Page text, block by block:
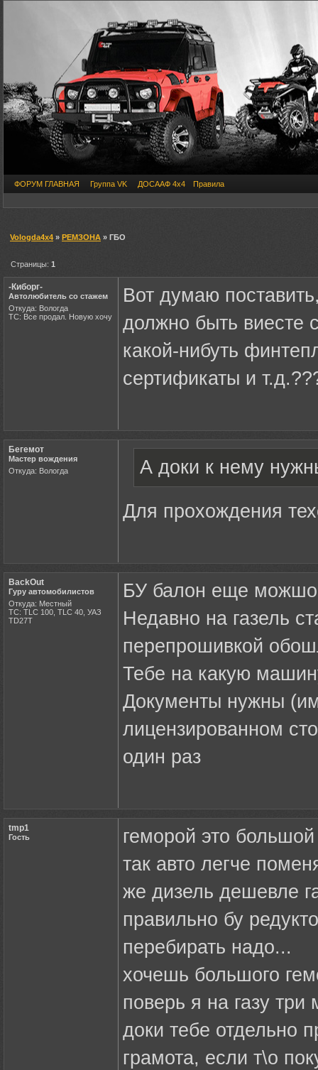
ФОРУМ ГЛАВНАЯ Группа VK ДОСААФ 4х4 Правила
Vologda4x4 » РЕМЗОНА » ГБО
Страницы:1
-Киборг-
Автолюбитель со стажем
Откуда: Вологда
ТС: Все продал. Новую хочу
Вот думаю
должно быть виесте
какой-нибуть
сертификаты и
Бегемот
Мастер вождения
Откуда: Вологда
А доки к нему
Для прохождения
BackOut
Гуру автомобилистов
Откуда: Местный
ТС: TLC 100, TLC 40, УАЗ
ТD27Т
БУ балон еще можшо
Недавно на газель
перепрошивкой
Тебе на какую
Документы нужны
лицензированном
один раз
tmp1
Гость
геморой это
так авто легче
же дизель дешевле
правильно бу
перебирать надо...
хочешь большого
поверь я на газу
доки тебе отдельно
грамота, если т\о